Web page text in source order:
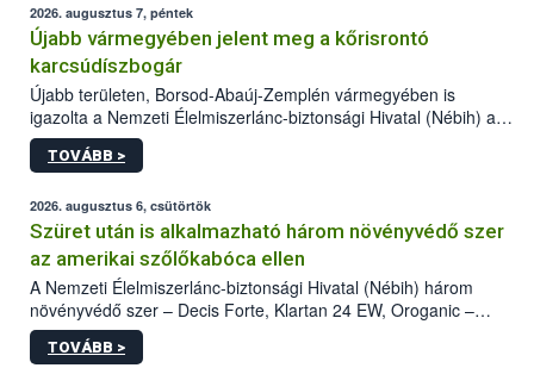
2026. augusztus 7, péntek
Újabb vármegyében jelent meg a kőrisrontó
karcsúdíszbogár
Újabb területen, Borsod-Abaúj-Zemplén vármegyében is
igazolta a Nemzeti Élelmiszerlánc-biztonsági Hivatal (Nébih) a
kőrisrontó karcsúdíszbogár (Agrilus planipennis) jelenlétét. A
kártevőt nem csak színcsapdában találták meg, de már fertőzött
az intenzív felderítést, emellett az intézkedéseket a szlovák
hatósággal is összehangolják a terjedés megállítása érdekében.
TOVÁBB >
2026. augusztus 6, csütörtök
Szüret után is alkalmazható három növényvédő szer
az amerikai szőlőkabóca ellen
A Nemzeti Élelmiszerlánc-biztonsági Hivatal (Nébih) három
növényvédő szer – Decis Forte, Klartan 24 EW, Oroganic –
engedélyokiratát módosította, így azok a szüretet követően,
egészen a vesszőérettség (BBCH 91) stádiumáig
TOVÁBB >